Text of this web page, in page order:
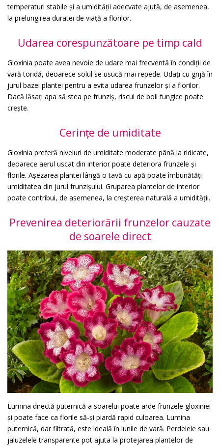
temperaturi stabile și a umidității adecvate ajută, de asemenea,
la prelungirea duratei de viață a florilor.
Udarea corespunzătoare pe timp cald
Gloxinia poate avea nevoie de udare mai frecventă în condiții de
vară toridă, deoarece solul se usucă mai repede. Udați cu grijă în
jurul bazei plantei pentru a evita udarea frunzelor și a florilor.
Dacă lăsați apa să stea pe frunziș, riscul de boli fungice poate
crește.
Cerințe de umiditate
Gloxinia preferă niveluri de umiditate moderate până la ridicate,
deoarece aerul uscat din interior poate deteriora frunzele și
florile. Așezarea plantei lângă o tavă cu apă poate îmbunătăți
umiditatea din jurul frunzișului. Gruparea plantelor de interior
poate contribui, de asemenea, la creșterea naturală a umidității.
Prevenirea deteriorării frunzelor cauzate
de soarele direct
Lumina directă puternică a soarelui poate arde frunzele gloxiniei
și poate face ca florile să-și piardă rapid culoarea. Lumina
puternică, dar filtrată, este ideală în lunile de vară. Perdelele sau
jaluzelele transparente pot ajuta la protejarea plantelor de